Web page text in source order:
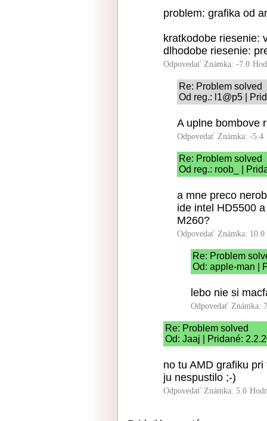
problem: grafika od
kratkodobe riesenie:
dlhodobe riesenie:
Odpovedať Známka: -7.0
Re: Problem solved
Od reg.: l1@p5 |
A uplne bombove
Odpovedať Známka: -5.4
Re: Problem solved
Od reg.: roob_ |
a mne preco
ide intel HD5500
M260?
Odpovedať Známka: 10.0
Re: Problem
Od: apple-man |
lebo nie si
Odpovedať Známka:
Re: Problem solved
Od: Jaaj | Pridané:
no tu AMD grafiku
ju nespustilo ;-)
Odpovedať Známka: 5.0